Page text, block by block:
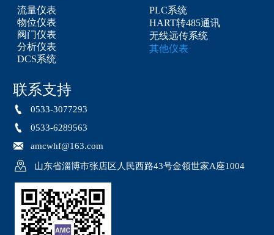
流量仪表
物位仪表
阀门仪表
分析仪表
DCS系统
PLC系统
HART转485通讯
无线远传系统
其他仪表
联系支持
 0533-3077293
 0533-6289563
 amcwhf@163.com
 山东省淄博市张店区人民西路43号金领世家A座1004